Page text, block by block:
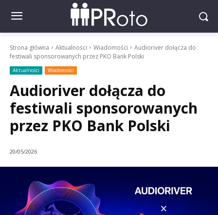
Strona główna Aktualności Wiadomości
Audioriver dołącza do
festiwali sponsorowanych przez PKO Bank Polski
Aktualności Wiadomości
Audioriver dołącza do
festiwali sponsorowanych
przez PKO Bank Polski
20/05/2026